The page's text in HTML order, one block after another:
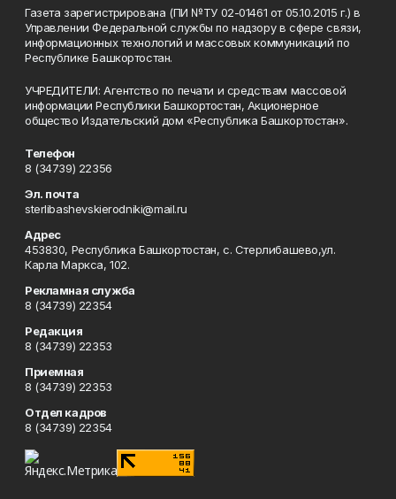
Газета зарегистрирована (ПИ №ТУ 02-01461 от 05.10.2015 г.) в
Управлении Федеральной службы по надзору в сфере связи,
информационных технологий и массовых коммуникаций по
Республике Башкортостан.
УЧРЕДИТЕЛИ: Агентство по печати и средствам массовой
информации Республики Башкортостан, Акционерное
общество Издательский дом «Республика Башкортостан».
Телефон
8 (34739) 22356
Эл. почта
sterlibashevskierodniki@mail.ru
Адрес
453830, Республика Башкортостан, c. Стерлибашево,ул.
Карла Маркса, 102.
Рекламная служба
8 (34739) 22354
Редакция
8 (34739) 22353
Приемная
8 (34739) 22353
Отдел кадров
8 (34739) 22354